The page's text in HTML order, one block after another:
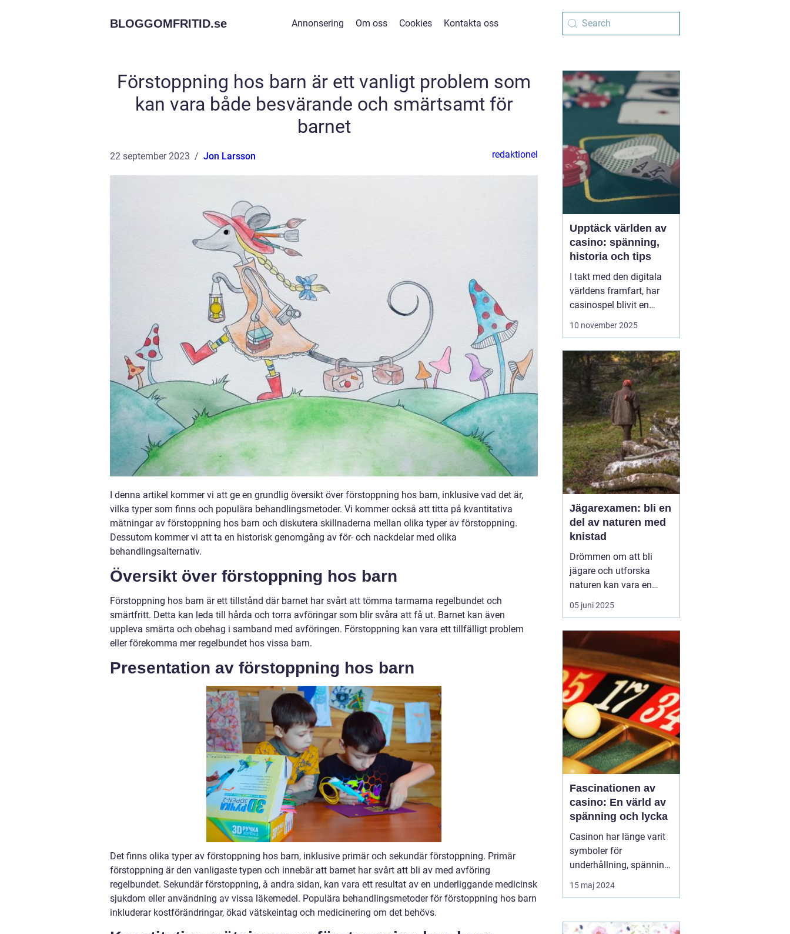
BLOGGOMFRITID.se Annonsering Om oss Cookies Kontakta oss
Förstoppning hos barn är ett vanligt problem som
kan vara både besvärande och smärtsamt för
barnet
22 september 2023 Jon Larsson redaktionel
I denna artikel kommer vi att ge en grundlig översikt över förstoppning hos barn, inklusive vad det är,
vilka typer som finns och populära behandlingsmetoder. Vi kommer också att titta på kvantitativa
mätningar av förstoppning hos barn och diskutera skillnaderna mellan olika typer av förstoppning.
Dessutom kommer vi att ta en historisk genomgång av för- och nackdelar med olika
behandlingsalternativ.
Översikt över förstoppning hos barn
Förstoppning hos barn är ett tillstånd där barnet har svårt att tömma tarmarna regelbundet och
smärtfritt. Detta kan leda till hårda och torra avföringar som blir svåra att få ut. Barnet kan även
uppleva smärta och obehag i samband med avföringen. Förstoppning kan vara ett tillfälligt problem
eller förekomma mer regelbundet hos vissa barn.
Presentation av förstoppning hos barn
Det finns olika typer av förstoppning hos barn, inklusive primär och sekundär förstoppning. Primär
förstoppning är den vanligaste typen och innebär att barnet har svårt att bli av med avföring
regelbundet. Sekundär förstoppning, å andra sidan, kan vara ett resultat av en underliggande medicinsk
sjukdom eller användning av vissa läkemedel. Populära behandlingsmetoder för förstoppning hos barn
inkluderar kostförändringar, ökad vätskeintag och medicinering om det behövs.
Upptäck världen av
casino: spänning,
historia och tips
I takt med den digitala
världens framfart, har
casinospel blivit en
omåttligt populär form
ha besökt stora och
luxuösa casinon i städer
som Las Vegas o...
10 november 2025
Jägarexamen: bli en
del av naturen med
knistad
Drömmen om att bli
jägare och utforska
naturen kan vara en
fantastisk upplevelse.
För att förverkliga detta
jägarexamen. På
Knistad Herrgård
erbjuder vi en
intensivkurs i
jägarexamen som f&...
05 juni 2025
Fascinationen av
casino: En värld av
spänning och lycka
Casinon har länge varit
symboler för
underhållning, spänning
och möjligheten att
vinna stort. De fungerar
som söker fläkten av risk
15 maj 2024